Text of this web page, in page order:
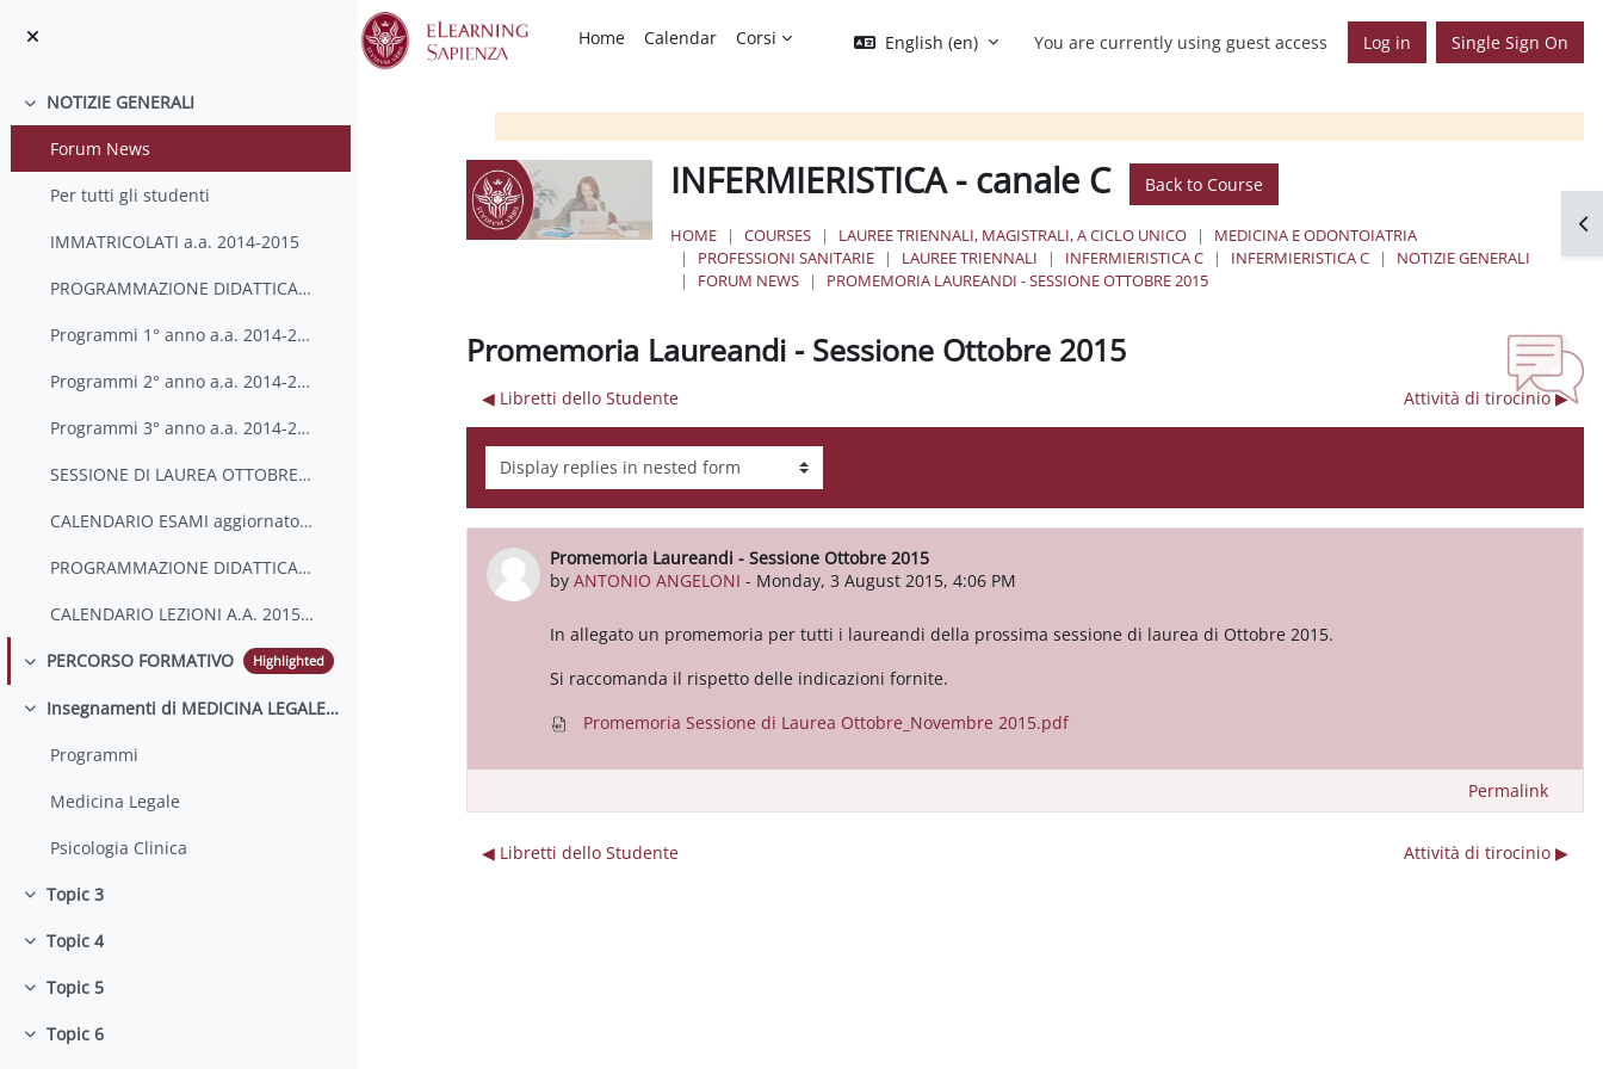
Home
Calendar Corsi English ‎(en)‎ You are currently using guest access Log in Single Sign On
Collapse
NOTIZIE GENERALI
Forum News
Per tutti gli studenti
IMMATRICOLATI a.a. 2014-2015
PROGRAMMAZIONE DIDATTICA A.A. 2014-2015
Programmi 1° anno a.a. 2014-2015
Programmi 2° anno a.a. 2014-2015
Programmi 3° anno a.a. 2014-2015
SESSIONE DI LAUREA OTTOBRE-NOVEMBRE 2015 (a.a. 2014-2015)
CALENDARIO ESAMI aggiornato al 16-7-15
PROGRAMMAZIONE DIDATTICA A.A. 2015/2016
CALENDARIO LEZIONI A.A. 2015-2016
Collapse
PERCORSO FORMATIVO Highlighted
Collapse Insegnamenti di MEDICINA LEGALE e PSICOLOGIA CLINICA
Programmi
Medicina Legale
Psicologia Clinica
Collapse
Topic 3
Collapse
Topic 4
Collapse
Topic 5
Collapse
Topic 6
INFERMIERISTICA - canale C Back to Course
HOME COURSES LAUREE TRIENNALI, MAGISTRALI, A CICLO UNICO
MEDICINA E ODONTOIATRIA
PROFESSIONI SANITARIE
LAUREE TRIENNALI INFERMIERISTICA C INFERMIERISTICA C
NOTIZIE GENERALI
FORUM NEWS
PROMEMORIA LAUREANDI - SESSIONE OTTOBRE 2015
Promemoria Laureandi - Sessione Ottobre 2015
◀︎ Libretti dello Studente Attività di tirocinio ▶︎
Display mode
Promemoria Laureandi - Sessione Ottobre 2015
by ANTONIO ANGELONI - Monday, 3 August 2015, 4:06 PM
Number of replies: 0
In allegato un promemoria per tutti i laureandi della prossima sessione di laurea di Ottobre 2015.
Si raccomanda il rispetto delle indicazioni fornite.
Promemoria Sessione di Laurea Ottobre_Novembre 2015.pdf
Permalink
◀︎ Libretti dello Studente Attività di tirocinio ▶︎